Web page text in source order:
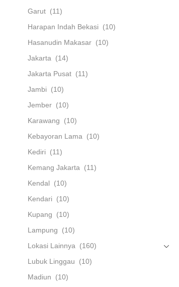
Garut (11)
Harapan Indah Bekasi
(10)
Hasanudin Makasar (10)
Jakarta
(14)
Jakarta Pusat (11)
Jambi
(10)
Jember (10)
Karawang
(10)
Kebayoran Lama
(10)
Kediri
(11)
Kemang Jakarta
(11)
Kendal
(10)
Kendari
(10)
Kupang
(10)
Lampung
(10)
Lokasi Lainnya
(160)
Lubuk Linggau
(10)
Madiun
(10)